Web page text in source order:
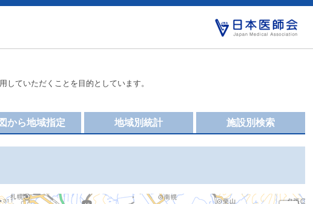
ていただくことを目的としています。
施設別検索
地域別統計
から地域指定